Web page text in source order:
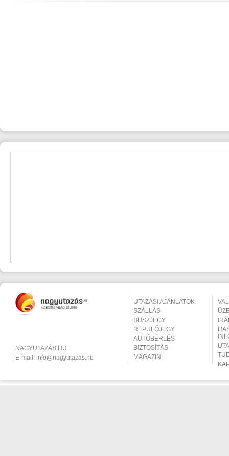
NAGYUTAZÁS.HU
E-mail: info@nagyutazas.hu
UTAZÁSI AJÁNLATOK
SZÁLLÁS
BUSZJEGY
REPÜLŐJEGY
AUTÓBÉRLÉS
BIZTOSÍTÁS
MAGAZIN